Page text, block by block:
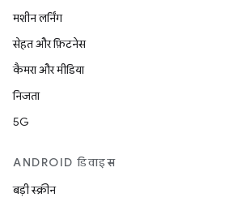
मशीन लर्निंग
सेहत और फ़िटनेस
कैमरा और मीडिया
निजता
5G
ANDROID डिवाइस
बड़ी स्क्रीन